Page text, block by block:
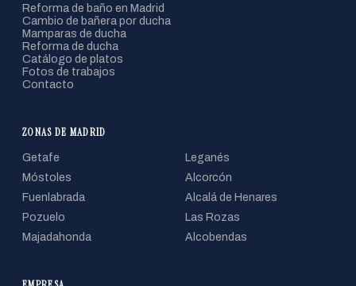
Reforma de baño en Madrid
Cambio de bañera por ducha
Mamparas de ducha
Reforma de ducha
Catálogo de platos
Fotos de trabajos
Contacto
ZONAS DE MADRID
Getafe
Leganés
Móstoles
Alcorcón
Fuenlabrada
Alcalá de Henares
Pozuelo
Las Rozas
Majadahonda
Alcobendas